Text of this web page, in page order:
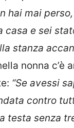
hai mai
casa e sei
stanza
nonna c’è
“Se avessi
contro
testa senza